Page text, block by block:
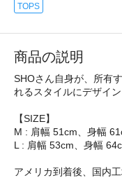
TOPS
商品の説明
SHOさん自身が、所有
れるスタイルにデザイ
【SIZE】
M : 肩幅 51cm、身幅
L : 肩幅 53cm、身幅
アメリカ到着後、国内